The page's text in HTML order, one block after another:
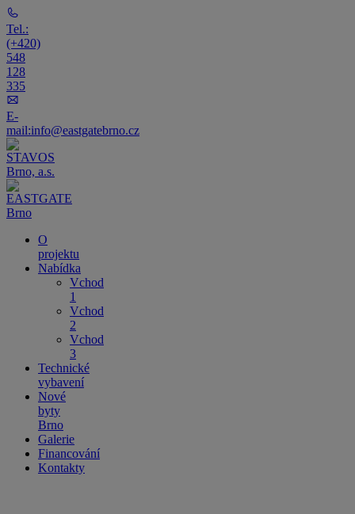
Tel.:
(+420)
548
128
335
E-
mail:info@eastgatebrno.cz
O
projektu
Nabídka
Vchod
1
Vchod
2
Vchod
3
Technické
vybavení
Nové
byty
Brno
Galerie
Financování
Kontakty